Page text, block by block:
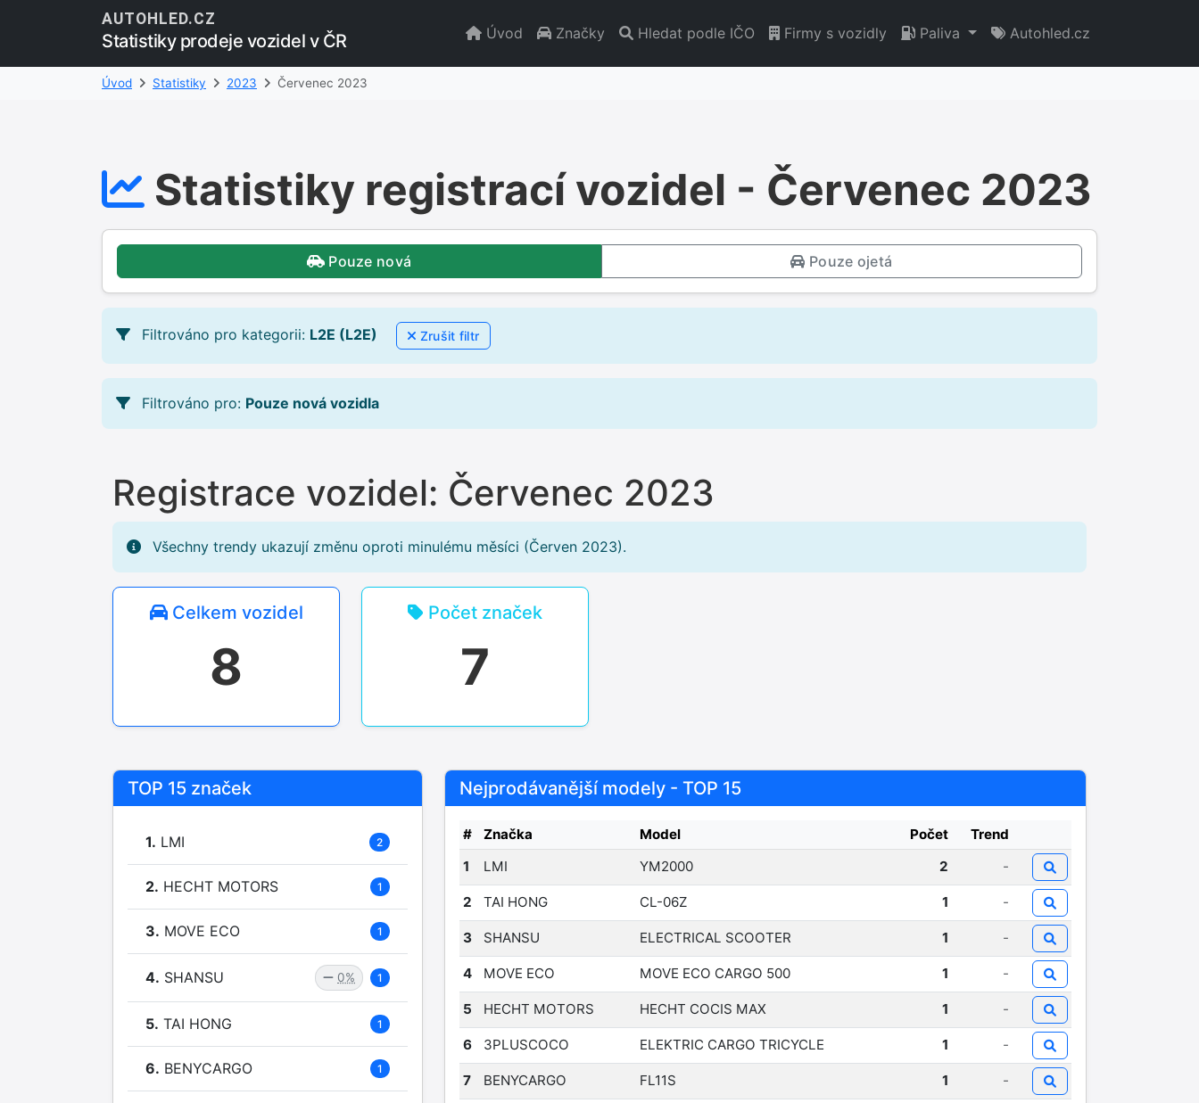
AUTOHLED.CZ
Statistiky prodeje vozidel v ČR Úvod Značky Hledat podle IČO Firmy s vozidly Paliva Autohled.cz
Úvod Statistiky 2023 Červenec 2023
Statistiky registrací vozidel - Červenec 2023
Pouze nová Pouze ojetá
Filtrováno pro kategorii: L2E (L2E) Zrušit filtr
Filtrováno pro: Pouze nová vozidla
Registrace vozidel: Červenec 2023
Všechny trendy ukazují změnu oproti minulému měsíci (Červen 2023).
Celkem vozidel
8
Počet značek
7
TOP 15 značek
1. LMI 2
2. HECHT MOTORS 1
3. MOVE ECO 1
4. SHANSU 0% 1
5. TAI HONG 1
6. BENYCARGO 1
Nejprodávanější modely - TOP 15
# Značka Model Počet
Trend
1
LMI YM2000 2 -
2 TAI HONG CL-06Z 1 -
3 SHANSU ELECTRICAL SCOOTER 1 -
4 MOVE ECO MOVE ECO CARGO 500 1 -
5 HECHT MOTORS HECHT COCIS MAX 1 -
6 3PLUSCOCO ELEKTRIC CARGO TRICYCLE 1 -
7 BENYCARGO FL11S 1 -